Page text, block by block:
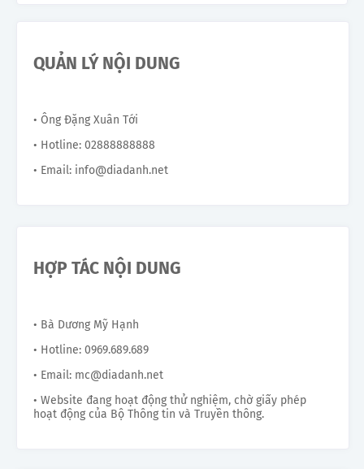
QUẢN LÝ NỘI DUNG
• Ông Đặng Xuân Tới
• Hotline: 02888888888
• Email: info@diadanh.net
HỢP TÁC NỘI DUNG
• Bà Dương Mỹ Hạnh
• Hotline: 0969.689.689
• Email: mc@diadanh.net
• Website đang hoạt động thử nghiệm, chờ giấy phép
hoạt động của Bộ Thông tin và Truyền thông.